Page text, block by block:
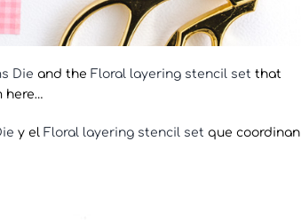
Die and the Floral layering stencil set that
here…
y el Floral layering stencil set que coordinan